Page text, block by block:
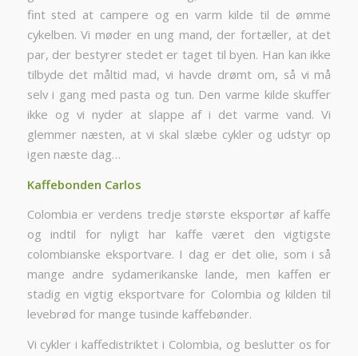
fint sted at campere og en varm kilde til de ømme
cykelben. Vi møder en ung mand, der fortæller, at det
par, der bestyrer stedet er taget til byen. Han kan ikke
tilbyde det måltid mad, vi havde drømt om, så vi må
selv i gang med pasta og tun. Den varme kilde skuffer
ikke og vi nyder at slappe af i det varme vand. Vi
glemmer næsten, at vi skal slæbe cykler og udstyr op
igen næste dag…
Kaffebonden Carlos
Colombia er verdens tredje største eksportør af kaffe
og indtil for nyligt har kaffe været den vigtigste
colombianske eksportvare. I dag er det olie, som i så
mange andre sydamerikanske lande, men kaffen er
stadig en vigtig eksportvare for Colombia og kilden til
levebrød for mange tusinde kaffebønder.
Vi cykler i kaffedistriktet i Colombia, og beslutter os for